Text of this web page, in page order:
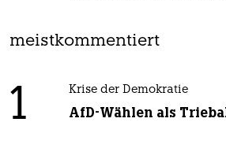
meistkommentiert
1 Krise der Demokratie
AfD-Wählen als